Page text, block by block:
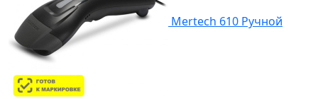
Mertech 610 Ручной